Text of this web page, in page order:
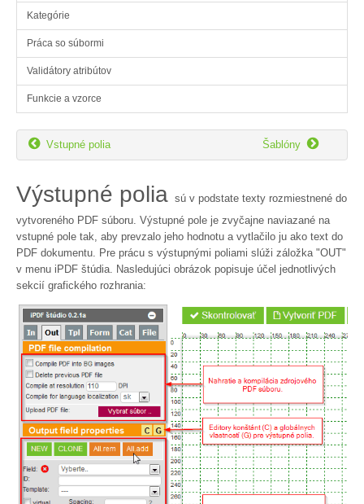
Kategórie
Práca so súbormi
Validátory atribútov
Funkcie a vzorce
 Vstupné polia Šablóny 
Výstupné polia sú v podstate texty rozmiestnené do
vytvoreného PDF súboru. Výstupné pole je zvyčajne naviazané na
vstupné pole tak, aby prevzalo jeho hodnotu a vytlačilo ju ako text do
PDF dokumentu. Pre prácu s výstupnými poliami slúži záložka "OUT"
v menu iPDF štúdia. Nasledujúci obrázok popisuje účel jednotlivých
sekcií grafického rozhrania: